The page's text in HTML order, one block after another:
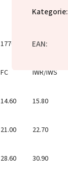
1770N/mm2
FC IWR/IWS
14.60 15.80
21.00 22.70
28.60 30.90
Kategorie:
EAN: